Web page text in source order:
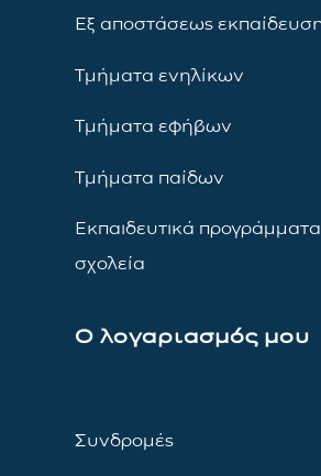
Εξ αποστάσεως
Τμήματα ενηλίκων
Τμήματα εφήβων
Τμήματα παίδων
Εκπαιδευτικά προγράμματα
σχολεία
Ο λογαριασμός μου
Συνδρομές